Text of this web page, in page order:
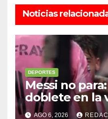
Noticias
DEPORTES
Messi no
doblete en la
Miami
AGO 6, 2026